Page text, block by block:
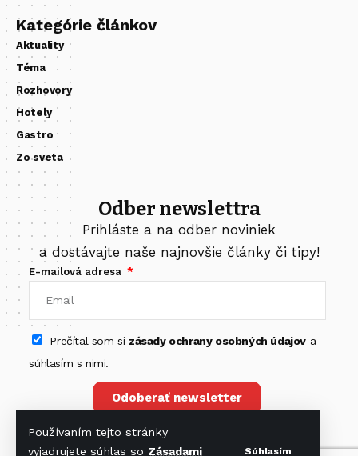
Používaním tejto stránky
vyjadrujete súhlas so Zásadami Súhlasím
Kategórie článkov
Aktuality
Téma
Rozhovory
Hotely
Gastro
Zo sveta
Odber newslettra
Prihláste a na odber noviniek
a dostávajte naše najnovšie články či tipy!
E-mailová adresa
Prečítal som si zásady ochrany osobných údajova
súhlasím s nimi.
Odoberať newsletter